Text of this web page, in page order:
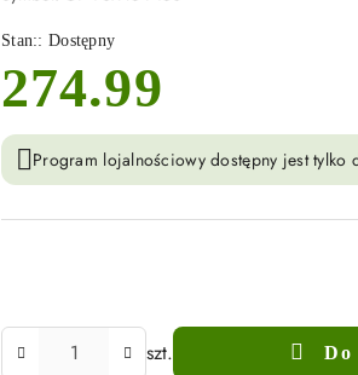
Stan:: Dostępny
cena:
274.99
Program lojalnościowy dostępny jest tylko
szt. Do